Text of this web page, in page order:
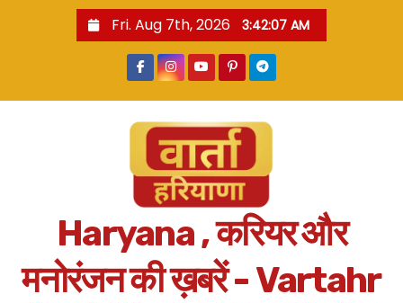
Fri. Aug 7th, 2026 3:42:08 AM
Haryana , करियर और
मनोरंजन की ख़बरें - Vartahr